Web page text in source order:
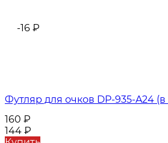
-16 ₽
Футляр для очков DP-935-A24
160 ₽
144 ₽